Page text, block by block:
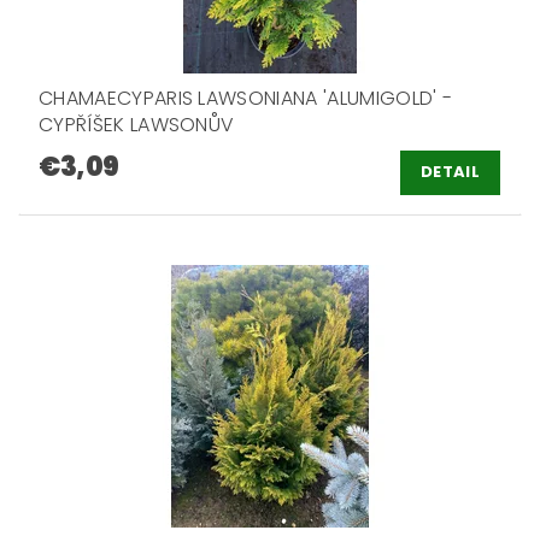
CHAMAECYPARIS LAWSONIANA 'ALUMIGOLD' -
CYPŘÍŠEK LAWSONŮV
€3,09 DETAIL